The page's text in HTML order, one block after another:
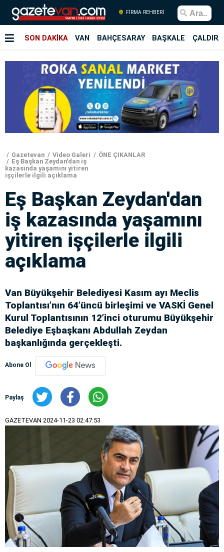
FİRMA REHBERİ
SON DAKİKA VAN BAHÇESARAY BAŞKALE
Gazetevan Video Galeri
ÖNE ÇIKANLAR
Eş Başkan Zeydan'dan iş
kazasında yaşamını yitiren
işçilerle ilgili açıklama
Eş Başkan Zeydan'dan
iş kazasında yaşamını
yitiren işçilerle ilgili
açıklama
Van Büyükşehir Belediyesi Kasım ayı Meclis
Toplantısı’nın 64’üncü birleşimi ve VASKİ Genel
Kurul Toplantısının 12’inci oturumu Büyükşehir
Belediye Eşbaşkanı Abdullah Zeydan
başkanlığında gerçekleşti.
Abone Ol
Paylaş
GAZETEVAN 2024-11-23 02:47:53